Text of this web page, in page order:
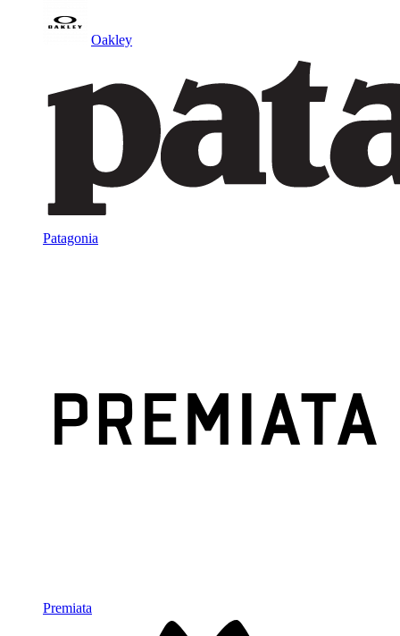
Oakley
Patagonia
Premiata